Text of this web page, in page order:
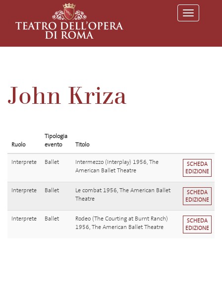
T
o
l
John Kriza
Ruolo
Tipologia
evento
Titolo
Interprete Ballet
Intermezzo (Interplay) 1956, The
American Ballet Theatre
SCHEDA
EDIZIONE
Interprete Ballet
Le combat 1956, The American Ballet
Theatre
SCHEDA
EDIZIONE
Interprete Ballet
Rodeo (The Courting at Burnt Ranch)
1956, The American Ballet Theatre
SCHEDA
EDIZIONE